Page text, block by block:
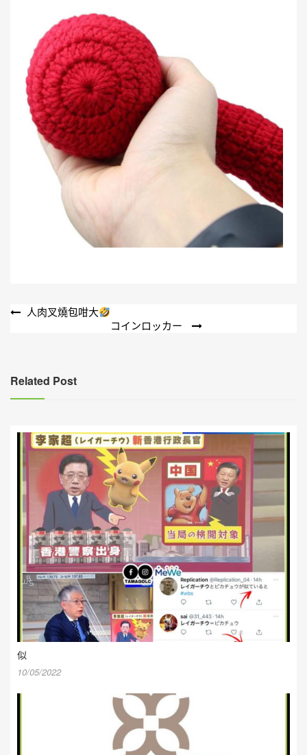
文
覽
人肉叉燒包咁大
コインロッカー
Related Post
似
10/05/2022